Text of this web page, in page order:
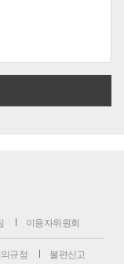
이용자위원회
규정 불편신고